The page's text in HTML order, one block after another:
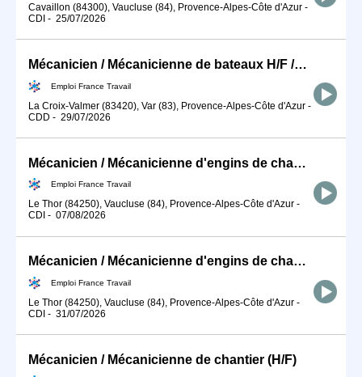
Cavaillon (84300), Vaucluse (84), Provence-Alpes-Côte d'Azur -
CDI - 25/07/2026
Mécanicien / Mécanicienne de bateaux H/F /NON LOGE
Emploi France Travail
La Croix-Valmer (83420), Var (83), Provence-Alpes-Côte d'Azur -
CDD - 29/07/2026
Mécanicien / Mécanicienne d'engins de chantier et de travaux publ (H/F)
Emploi France Travail
Le Thor (84250), Vaucluse (84), Provence-Alpes-Côte d'Azur -
CDI - 07/08/2026
Mécanicien / Mécanicienne d'engins de chantier et de travaux publ (H/F)
Emploi France Travail
Le Thor (84250), Vaucluse (84), Provence-Alpes-Côte d'Azur -
CDI - 31/07/2026
Mécanicien / Mécanicienne de chantier (H/F)